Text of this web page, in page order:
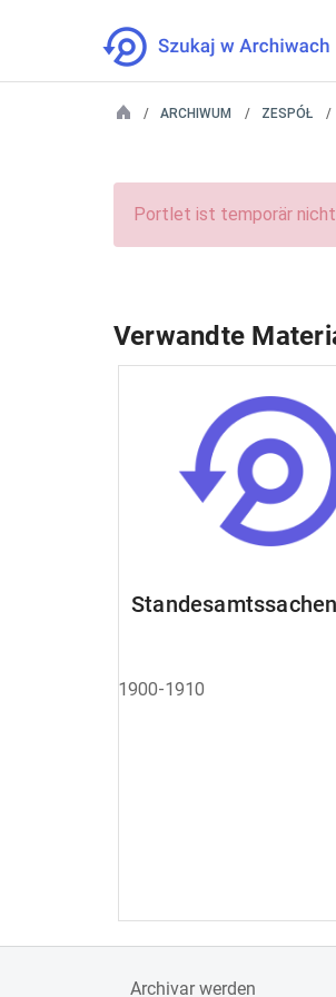
ARCHIWUM ZESPÓŁ
Portlet ist temporär nicht
Verwandte
Standesamtssachen
1900-1910
Archivar werden